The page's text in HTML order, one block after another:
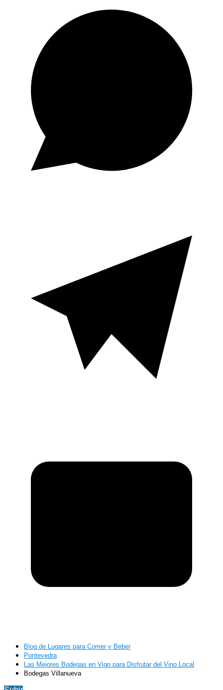
Blog de Lugares para Comer y Beber
Pontevedra
Las Mejores Bodegas en Vigo para Disfrutar del Vino Local
Bodegas Villanueva